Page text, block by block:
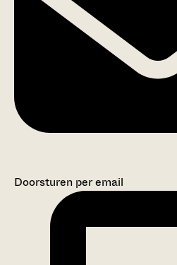
Doorsturen per email